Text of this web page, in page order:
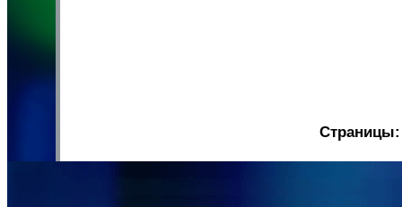
Страницы: